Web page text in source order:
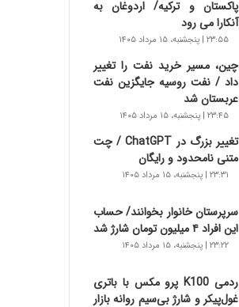
پاکستان و ترکیه/ اردوغان به
آنکارا می رود
۲۳:۵۵ | پنجشنبه، ۱۵ مرداد ۱۴۰۵
چین، مسیر خرید نفت را تغییر
داد / نفت روسیه جایگزین نفت
عربستان شد
۲۳:۴۵ | پنجشنبه، ۱۵ مرداد ۱۴۰۵
تغییر بزرگ در ChatGPT / چت
متنی نامحدود و رایگان
۲۳:۳۱ | پنجشنبه، ۱۵ مرداد ۱۴۰۵
سرپرستان خانوار بخوانند/ حساب
این افراد ۴ میلیون تومان شارژ شد
۲۳:۲۲ | پنجشنبه، ۱۵ مرداد ۱۴۰۵
ردمی K100 پرو مکس با باتری
غول‌پیکر و شارژ بی‌سیم روانه بازار